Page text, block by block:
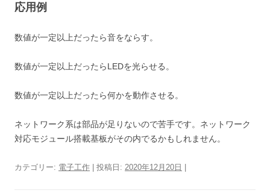
応用例
数値が一定以上だったら音をならす。
数値が一定以上だったらLEDを光らせる。
数値が一定以上だったら何かを動作させる。
ネットワーク系は部品が足りないので苦手です。ネットワーク
対応モジュール搭載基板がその内でるかもしれません。
カテゴリー: 電子工作 | 投稿日: 2020年12月20日